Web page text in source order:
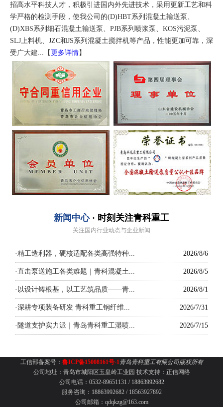
招高水平科技人才，积极引进国内外先进技术，采用更新工艺和科
学严格的检测手段，使我公司的(D)HBT系列混凝土输送泵、
(D)XBS系列细石混凝土输送泵、PJB系列喷浆泵、KOS污泥泵、
SLJ上料机、JZC和JS系列混凝土搅拌机等产品，性能更加可靠，深
受广大建...【 更多详情】
新闻中心· 时刻关注青科重工
关注国内行业动态与企业新闻
2026/8/6
·精工造利器，硬核适配各类高强特种...
2026/8/5
·直击泵送施工各类难题｜青科混凝土...
2026/8/1
· 以设计铸根基，以工艺筑品质——青...
2026/7/31
·深耕专项装备研发 青科重工钢纤维...
2026/7/15
· 隧道支护实力派｜青岛青科重工湿喷...
工信部备案号： 鲁ICP备15008161号-1青岛青科重工有限公司版权所有
公司地址：青岛市城阳区玉皇岭工业园 技术支持： 正信网络
公司电话：0532-89651131 / 18863992682
服务咨询：18863992682 / 18563927892
公司邮箱：qdqkzg@163.com